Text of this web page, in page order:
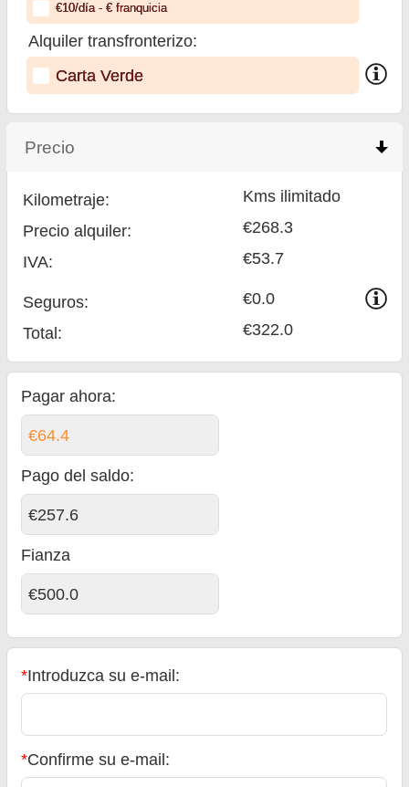
€10/día- €franquicia
Alquiler transfronterizo:
Carta Verde
Precio
Kilometraje:
Kms ilimitado
Precio alquiler:
€268.3
IVA:
€53.7
Seguros:
€0.0
Total: €322.0
Pagar ahora:
€64.4
Pago del saldo:
€257.6
Fianza
€500.0
*Introduzca su e-mail:
*Confirme su e-mail: